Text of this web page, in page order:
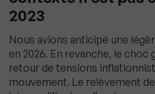
2023
Nous avions anticipé une
en 2026. En revanche, le
retour de tensions
mouvement. Le relèvement